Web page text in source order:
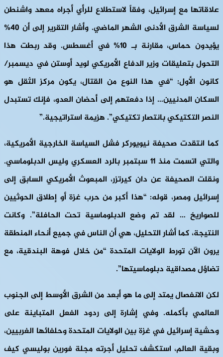
علاقاتها مع إسرائيل، وفقاً لاستطلاع للرأي أجراه معهد واشنطن
لسياسة الشرق الأدنى الشهر الماضي. وأشار التقرير إلى أن 40%
يؤيدون حماس، مقارنة بـ 10% في أغسطس. وقد ربطت هذا
التحول بتعليقات وزير الدفاع الأمريكي لويد أوستن في ديسمبر/
كانون الأول: “في هذا النوع من القتال، يكون مركز الثقل هو
السكان المدنيين… إذا دفعتهم إلى أحضان العدو، فإنك تستبدل
النصر التكتيكي بانتصار تكتيكي”. هزيمة استراتيجية.”
كما انتقدت صحيفة نيويوركر فشل السياسة الخارجية الأمريكية،
والتي اتسمت منذ 11 سبتمبر بالرد العسكري وليس الدبلوماسي.
ونقلت الصحيفة عن دان كيرتزر، المبعوث الأمريكي السابق إلى
إسرائيل ومصر، قوله: “هذا أكبر من حرب غزة أو إطلاق الحوثيين
للصواريخ … لقد تم وضع الدبلوماسية تحت الحافلة”. وكانت
النتيجة، كما أشار التحليل، هي أن الناس في جميع أنحاء المنطقة
يرون الآن تورط الولايات المتحدة “من خلال فوهة البندقية، مع
تضاؤل مصداقية دبلوماسيتها”.
لكن الانفصال يمتد إلى ما هو أبعد من الشرق الأوسط إلى الجنوب
العالمي بأكمله. وفي إشارة إلى ردود الفعل المتباينة على
وحشية إسرائيل في غزة بين الولايات المتحدة وحلفائها الغربيين،
وبقية العالم، استكشف تحليل أجرته مجلة فورين بوليسي كيف